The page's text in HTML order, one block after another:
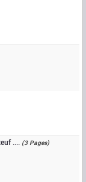
.... (3 Pages)